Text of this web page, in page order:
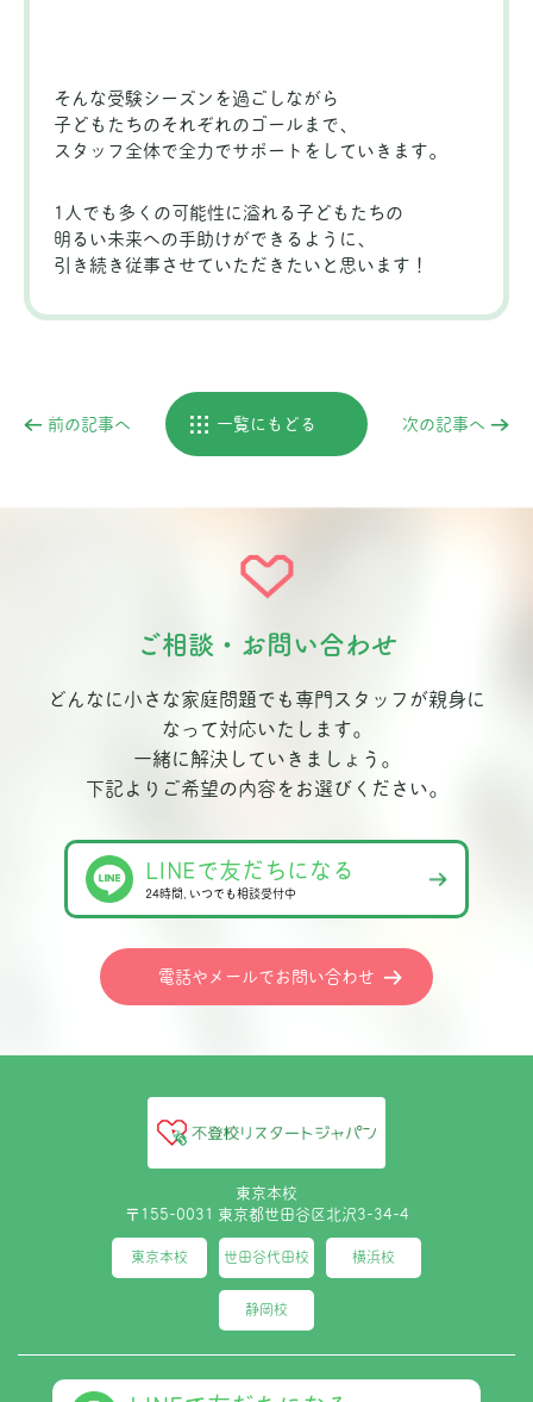
そんな受験シーズンを過ごしながら
子どもたちのそれぞれのゴールまで、
スタッフ全体で全力でサポートをしていきます。
1人でも多くの可能性に溢れる子どもたちの
明るい未来への手助けができるように、
引き続き従事させていただきたいと思います！
前の記事へ 一覧にもどる 次の記事へ
ご相談・お問い合わせ
どんなに小さな家庭問題でも専門スタッフが親身に
なって対応いたします。
一緒に解決していきましょう。
下記よりご希望の内容をお選びください。
LINEで友だちになる
24時間､いつでも相談受付中
電話やメールでお問い合わせ
東京本校
〒155-0031 東京都世田谷区北沢3-34-4
東京本校 世田谷代田校 横浜校
静岡校